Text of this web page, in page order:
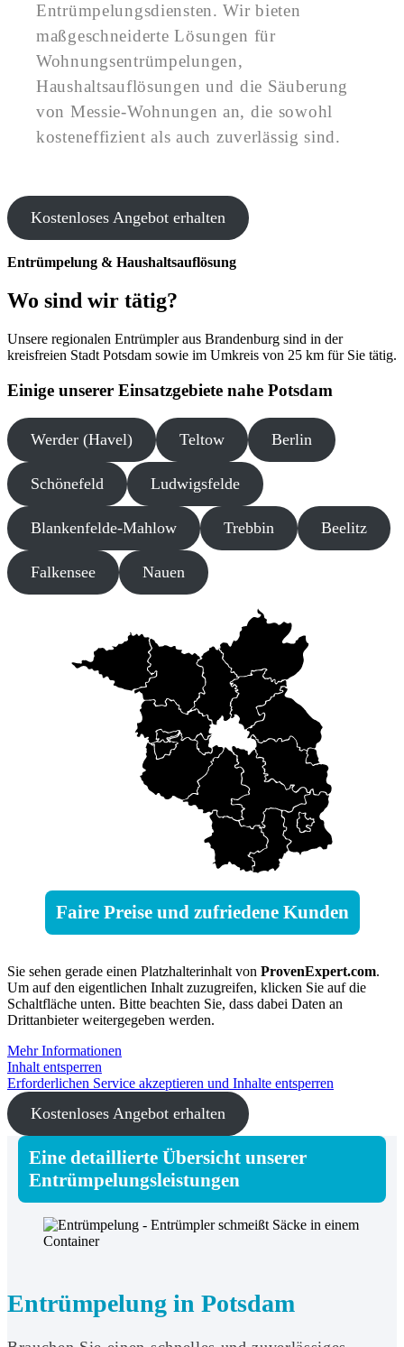
Entrümpelungsdiensten. Wir bieten
maßgeschneiderte Lösungen für
Wohnungsentrümpelungen,
Haushaltsauflösungen und die Säuberung
von Messie-Wohnungen an, die sowohl
kosteneffizient als auch zuverlässig sind.
Kostenloses Angebot erhalten
Entrümpelung & Haushaltsauflösung
Wo sind wir tätig?
Unsere regionalen Entrümpler aus Brandenburg sind in der
kreisfreien Stadt Potsdam sowie im Umkreis von 25 km für Sie tätig.
Einige unserer Einsatzgebiete nahe Potsdam
Werder (Havel) Teltow Berlin
Schönefeld Ludwigsfelde
Blankenfelde-Mahlow Trebbin Beelitz
Falkensee Nauen
Faire Preise und zufriedene Kunden
Sie sehen gerade einen Platzhalterinhalt von ProvenExpert.com.
Um auf den eigentlichen Inhalt zuzugreifen, klicken Sie auf die
Schaltfläche unten. Bitte beachten Sie, dass dabei Daten an
Drittanbieter weitergegeben werden.
Mehr Informationen
Inhalt entsperren
Erforderlichen Service akzeptieren und Inhalte entsperren
Kostenloses Angebot erhalten
Eine detaillierte Übersicht unserer
Entrümpelungsleistungen
Entrümpelung in Potsdam